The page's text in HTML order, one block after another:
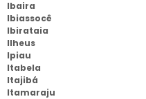
Ibaira
Ibiassocê
Ibirataia
Ilheus
Ipiau
Itabela
Itajibá
Itamaraju